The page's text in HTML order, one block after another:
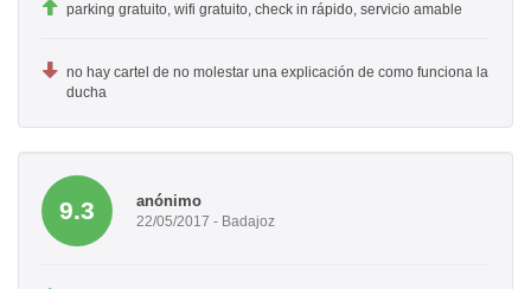
parking gratuito, wifi gratuito, check in rápido, servicio amable
no hay cartel de no molestar una explicación de como funciona la
ducha
9.3 anónimo
22/05/2017 - Badajoz